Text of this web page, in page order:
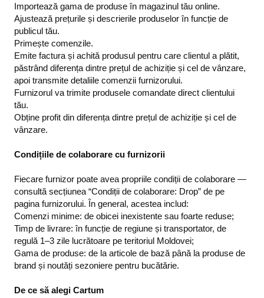
Importează gama de produse în magazinul tău online.
Ajustează prețurile și descrierile produselor în funcție de
publicul tău.
Primește comenzile.
Emite factura și achită produsul pentru care clientul a plătit,
păstrând diferența dintre prețul de achiziție și cel de vânzare,
apoi transmite detaliile comenzii furnizorului.
Furnizorul va trimite produsele comandate direct clientului
tău.
Obține profit din diferența dintre prețul de achiziție și cel de
vânzare.
Condițiile de colaborare cu furnizorii
Fiecare furnizor poate avea propriile condiții de colaborare —
consultă secțiunea “Condiții de colaborare: Drop” de pe
pagina furnizorului. În general, acestea includ:
Comenzi minime: de obicei inexistente sau foarte reduse;
Timp de livrare: în funcție de regiune și transportator, de
regulă 1–3 zile lucrătoare pe teritoriul Moldovei;
Gama de produse: de la articole de bază până la produse de
brand și noutăți sezoniere pentru bucătărie.
De ce să alegi Cartum